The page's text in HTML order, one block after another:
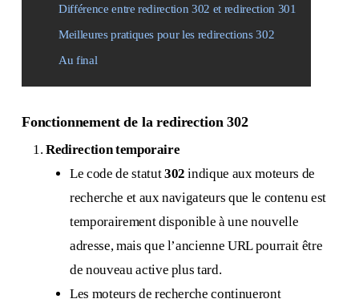
Différence entre redirection 302 et redirection 301
Meilleures pratiques pour les redirections 302
Au final
Fonctionnement de la redirection 302
Redirection temporaire
Le code de statut302 indique aux moteurs de
recherche et aux navigateurs que le contenu est
temporairement disponible à une nouvelle
adresse, mais que l’ancienne URL pourrait être
de nouveau active plus tard.
Les moteurs de recherche continueront